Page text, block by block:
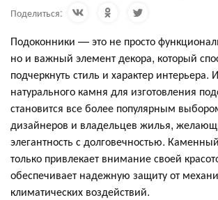
Поделиться:
Подоконники — это не просто
но и важный элемент декора, который
подчеркнуть стиль и характер интерьера.
натурального камня для изготовления
становится все более популярным
дизайнеров и владельцев жилья,
элегантность с долговечностью.
только привлекает внимание своей
обеспечивает надежную защиту от
климатических воздействий.